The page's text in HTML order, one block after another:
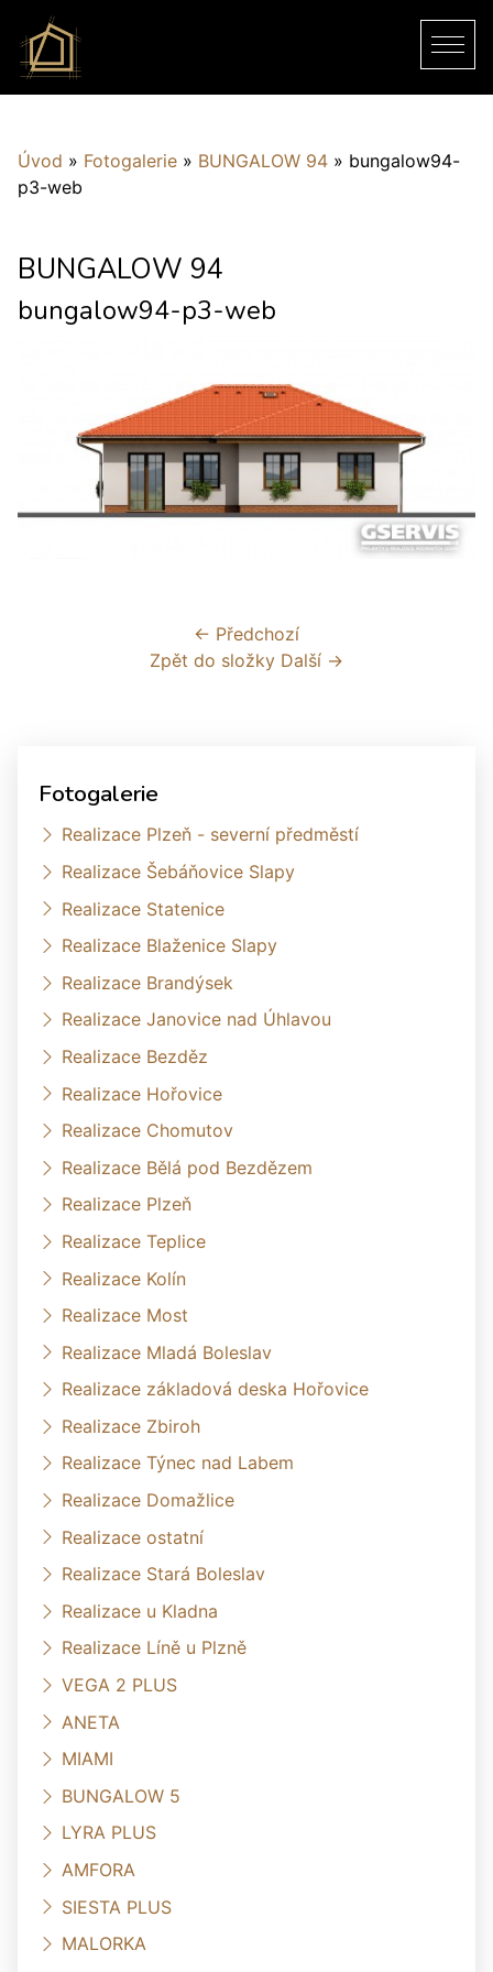
Úvod » Fotogalerie » BUNGALOW 94 » bungalow94-
p3-web
BUNGALOW 94
bungalow94-p3-web
← Předchozí
Zpět do složky Další →
Fotogalerie
Realizace Plzeň - severní předměstí
Realizace Šebáňovice Slapy
Realizace Statenice
Realizace Blaženice Slapy
Realizace Brandýsek
Realizace Janovice nad Úhlavou
Realizace Bezděz
Realizace Hořovice
Realizace Chomutov
Realizace Bělá pod Bezdězem
Realizace Plzeň
Realizace Teplice
Realizace Kolín
Realizace Most
Realizace Mladá Boleslav
Realizace základová deska Hořovice
Realizace Zbiroh
Realizace Týnec nad Labem
Realizace Domažlice
Realizace ostatní
Realizace Stará Boleslav
Realizace u Kladna
Realizace Líně u Plzně
VEGA 2 PLUS
ANETA
MIAMI
BUNGALOW 5
LYRA PLUS
AMFORA
SIESTA PLUS
MALORKA